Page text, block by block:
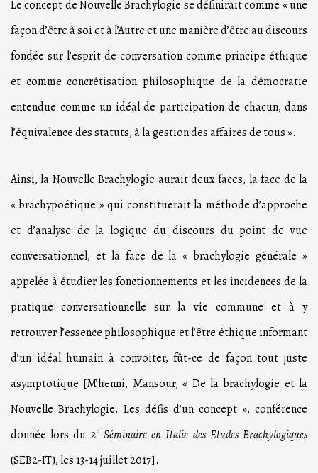
Le concept de Nouvelle Brachylogie se définirait comme « une
façon d’être à soi et à l’Autre et une manière d’être au discours
fondée sur l’esprit de conversation comme principe éthique
et comme concrétisation philosophique de la démocratie
entendue comme un idéal de participation de chacun, dans
l’équivalence des statuts, à la gestion des affaires de tous ».
Ainsi, la Nouvelle Brachylogie aurait deux faces, la face de la
« brachypoétique » qui constituerait la méthode d’approche
et d’analyse de la logique du discours du point de vue
conversationnel, et la face de la « brachylogie générale »
appelée à étudier les fonctionnements et les incidences de la
pratique conversationnelle sur la vie commune et à y
retrouver l’essence philosophique et l’être éthique informant
d’un idéal humain à convoiter, fût-ce de façon tout juste
asymptotique [M’henni, Mansour, « De la brachylogie et la
Nouvelle Brachylogie. Les défis d’un concept », conférence
donnée lors du 2° Séminaire en Italie des Etudes Brachylogiques
(SEB2-IT), les 13-14 juillet 2017].